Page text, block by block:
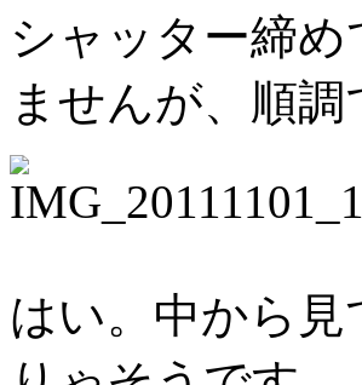
シャッター締
ませんが、順
はい。中から